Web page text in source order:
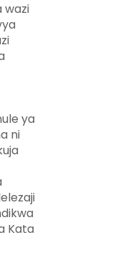
wazi
ya
ni
Kata